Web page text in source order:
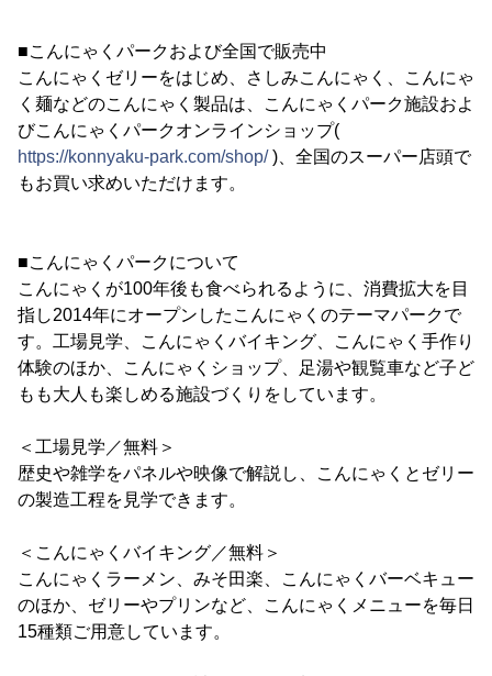
■こんにゃくパークおよび全国で販売中
こんにゃくゼリーをはじめ、さしみこんにゃく、こんにゃ
く麺などのこんにゃく製品は、こんにゃくパーク施設およ
びこんにゃくパークオンラインショップ(
https://konnyaku-park.com/shop/)、全国のスーパー店頭で
もお買い求めいただけます。
■こんにゃくパークについて
こんにゃくが100年後も食べられるように、消費拡大を目
指し2014年にオープンしたこんにゃくのテーマパークで
す。工場見学、こんにゃくバイキング、こんにゃく手作り
体験のほか、こんにゃくショップ、足湯や観覧車など子ど
もも大人も楽しめる施設づくりをしています。
＜工場見学／無料＞
歴史や雑学をパネルや映像で解説し、こんにゃくとゼリー
の製造工程を見学できます。
＜こんにゃくバイキング／無料＞
こんにゃくラーメン、みそ田楽、こんにゃくバーベキュー
のほか、ゼリーやプリンなど、こんにゃくメニューを毎日
15種類ご用意しています。